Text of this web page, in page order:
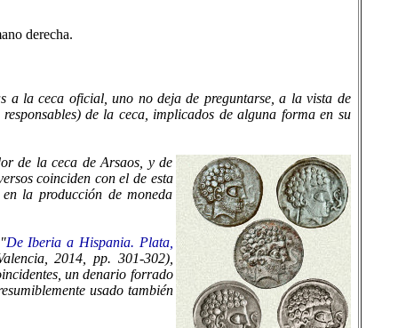
derecha.
a la ceca oficial, uno no deja de preguntarse, a la vista de
de la ceca, implicados de alguna forma en su
de la ceca de Arsaos, y de
coinciden con el de esta
la producción de moneda
De Iberia a Hispania. Plata,
2014, pp. 301-302),
un denario forrado
usado también